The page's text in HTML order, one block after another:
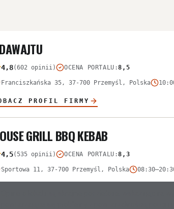
4,8(602 opinii) OCENA PORTALU :8,5
Franciszkańska 35, 37-700 Przemyśl, Polska
PROFIL FIRMY
GRILL BBQ KEBAB
4,5(535 opinii) OCENA PORTALU :8,3
Sportowa 11, 37-700 Przemyśl, Polska